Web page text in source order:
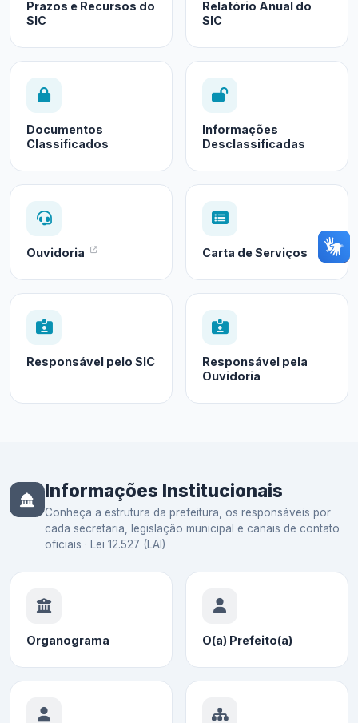
Prazos e Recursos do
SIC
Relatório Anual do
SIC
Documentos
Classificados
Informações
Desclassificadas
Ouvidoria Carta de Serviços
Responsável pelo SIC
Responsável pela
Ouvidoria
Informações Institucionais
Conheça a estrutura da prefeitura, os responsáveis por
cada secretaria, legislação municipal e canais de contato
oficiais · Lei 12.527 (LAI)
Organograma O(a) Prefeito(a)